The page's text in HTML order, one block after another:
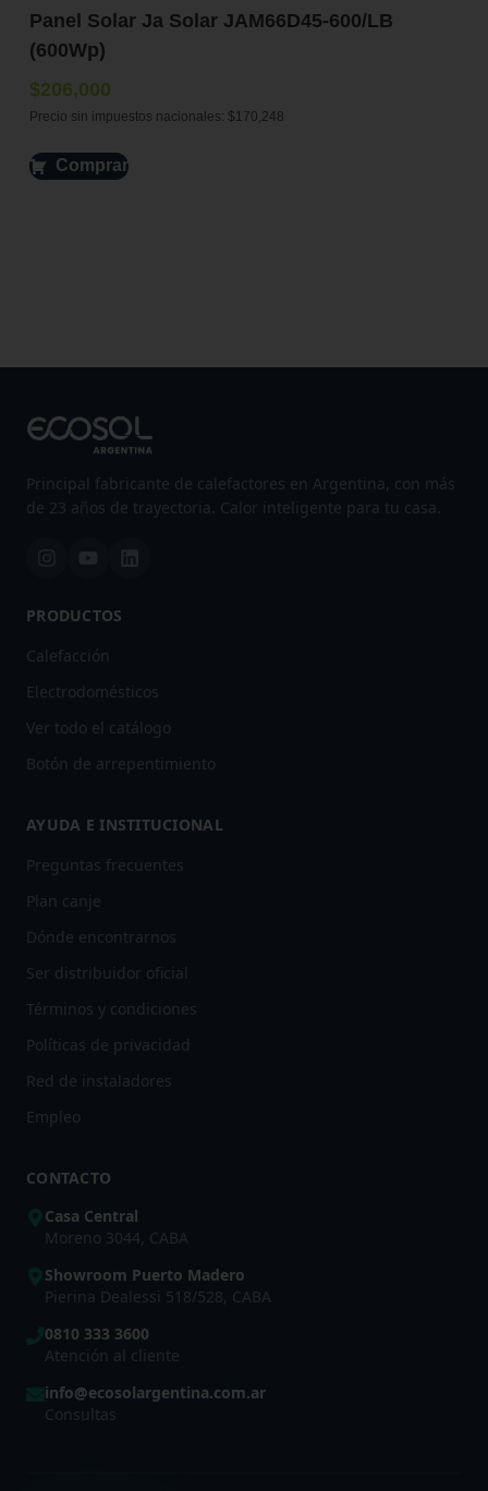
Panel Solar Ja Solar JAM66D45-600/LB
(600Wp)
$206,000
Precio sin impuestos nacionales: $ 170,248
Comprar
Principal fabricante de calefactores en Argentina, con más
de 23 años de trayectoria. Calor inteligente para tu casa.
PRODUCTOS
Calefacción
Electrodomésticos
Ver todo el catálogo
Botón de arrepentimiento
AYUDA E INSTITUCIONAL
Preguntas frecuentes
Plan canje
Dónde encontrarnos
Ser distribuidor oficial
Términos y condiciones
Políticas de privacidad
Red de instaladores
Empleo
CONTACTO
Casa Central
Moreno 3044, CABA
Showroom Puerto Madero
Pierina Dealessi 518/528, CABA
0810 333 3600
Atención al cliente
info@ecosolargentina.com.ar
Consultas